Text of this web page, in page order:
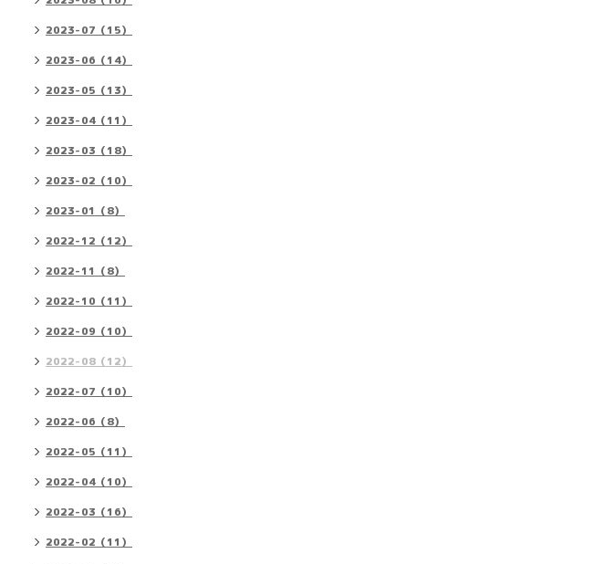
2023-07（15）
2023-06（14）
2023-05（13）
2023-04（11）
2023-03（18）
2023-02（10）
2023-01（8）
2022-12（12）
2022-11（8）
2022-10（11）
2022-09（10）
2022-08（12）
2022-07（10）
2022-06（8）
2022-05（11）
2022-04（10）
2022-03（16）
2022-02（11）